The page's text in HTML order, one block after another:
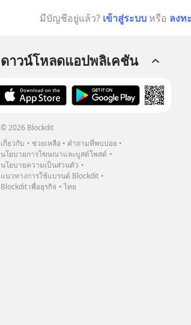
มีบัญชีอยู่แล้ว? เข้าสู่ระบบ หรือ ลงท
ดาวน์โหลดแอปพลิเคชัน
© 2026 Blockdit
เกี่ยวกับ
ช่วยเหลือ
คำถามที่พบบ่อย
นโยบายการโฆษณาและบูสต์โพสต์
นโยบายความเป็นส่วนตัว
แนวทางการใช้แบรนด์ Blockdit
Blockdit เพื่อธุรกิจ
ไทย